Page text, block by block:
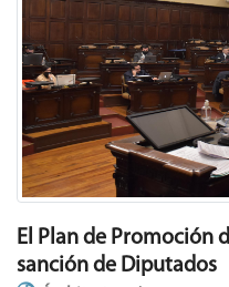
El Plan de Promoción
sanción de Diputados